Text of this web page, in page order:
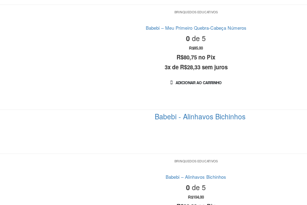
BRINQUEDOS EDUCATIVOS
Babebi – Meu Primeiro Quebra-Cabeça Números
0 de 5
R$85,00
R$80,75no Pix
3x de R$28,33 sem juros
ADICIONAR AO CARRINHO
BRINQUEDOS EDUCATIVOS
Babebi – Alinhavos Bichinhos
0 de 5
R$104,00